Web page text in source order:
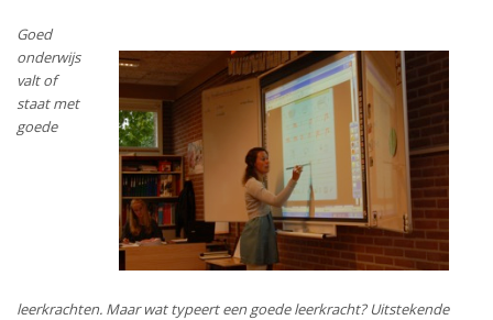
Goed
onderwijs
valt of
staat met
goede
leerkrachten. Maar wat typeert een goede leerkracht? Uitstekende